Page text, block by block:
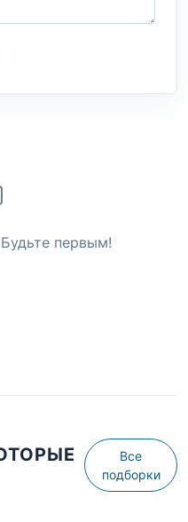
первым!
Все
подборки